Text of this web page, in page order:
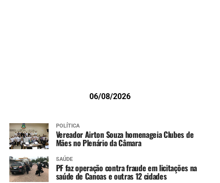
06/08/2026
POLÍTICA
Vereador Airton Souza homenageia Clubes de
Mães no Plenário da Câmara
SAÚDE
PF faz operação contra fraude em licitações na
saúde de Canoas e outras 12 cidades